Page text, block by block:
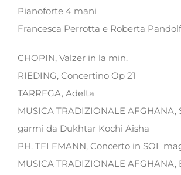
Pianoforte 4 mani
Francesca Perrotta e Roberta
CHOPIN, Valzer in la min.
RIEDING, Concertino Op 21
TARREGA, Adelta
MUSICA TRADIZIONALE AFGHANA,
garmi da Dukhtar Kochi Aisha
PH. TELEMANN, Concerto in SOL
MUSICA TRADIZIONALE AFGHANA,